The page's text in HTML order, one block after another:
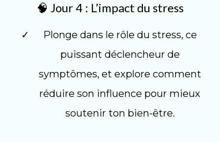
🧠 Jour 4 : L’impact du stress
Plonge dans le rôle du stress, ce
puissant déclencheur de
symptômes, et explore comment
réduire son influence pour mieux
soutenir ton bien-être.